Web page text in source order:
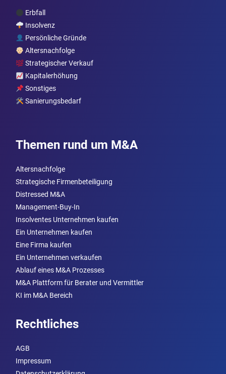
Erbfall
Insolvenz
Persönliche Gründe
Altersnachfolge
Strategischer Verkauf
Kapitalerhöhung
Sonstiges
Sanierungsbedarf
Themen rund um M&A
Altersnachfolge
Strategische Firmenbeteiligung
Distressed M&A
Management-Buy-In
Insolventes Unternehmen kaufen
Ein Unternehmen kaufen
Eine Firma kaufen
Ein Unternehmen verkaufen
Ablauf eines M&A Prozesses
M&A Plattform für Berater und Vermittler
KI im M&A Bereich
Rechtliches
AGB
Impressum